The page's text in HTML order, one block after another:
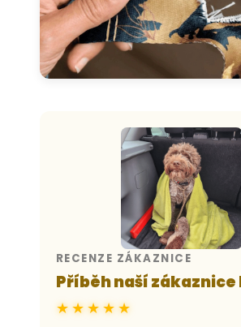
RECENZE ZÁKAZNICE
Příběh naší zákaznice
★★★★★